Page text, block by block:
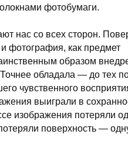
фотобумаги.
нас со всех сторон.
и фотография, как предмет
образом
обладала — до тех
чувственного
выиграли в
изображения потеряли
поверхность —